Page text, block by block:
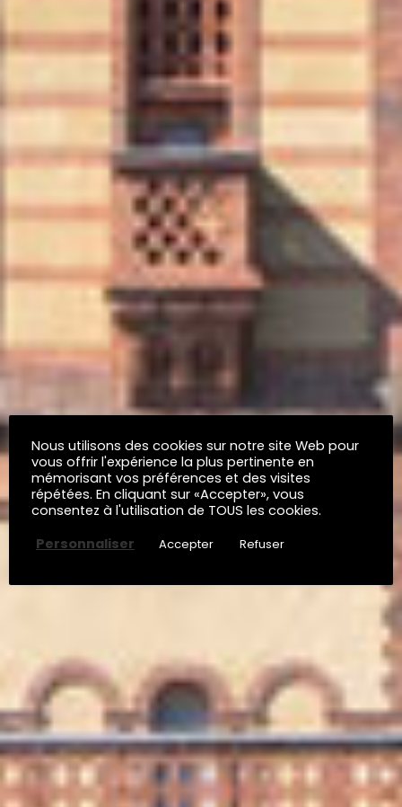
Nous utilisons des cookies sur notre site Web pour
vous offrir l'expérience la plus pertinente en
mémorisant vos préférences et des visites
répétées. En cliquant sur «Accepter», vous
consentez à l'utilisation de TOUS les cookies.
Personnaliser
Accepter Refuser